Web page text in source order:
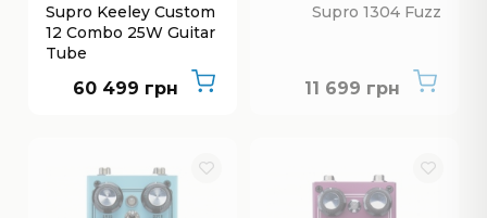
Supro Keeley Custom
12 Combo 25W Guitar
Tube
60 499 грн
Supro 1304 Fuzz
11 699 грн
Немає в